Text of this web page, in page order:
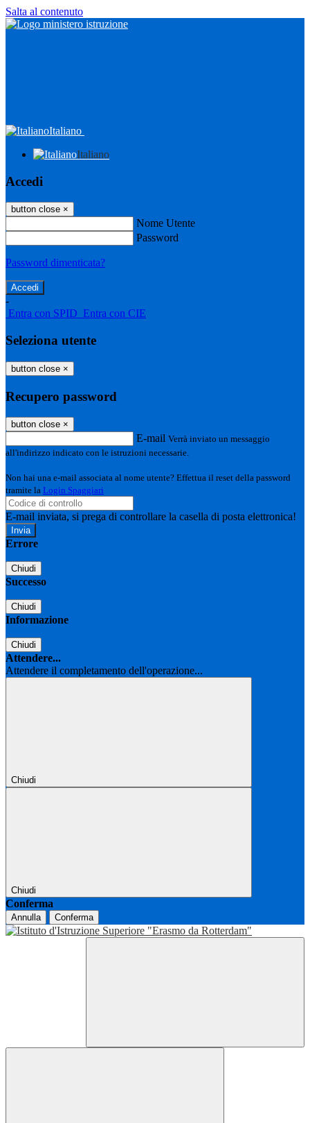
Salta al contenuto
Italiano
Italiano
Accedi
button close ×
Nome Utente
Password
Password dimenticata?
-
Entra con SPID Entra con CIE
Seleziona utente
button close ×
Recupero password
button close ×
E-mail Verrà inviato un messaggio
all'indirizzo indicato con le istruzioni necessarie.
Non hai una e-mail associata al nome utente? Effettua il reset della password
tramite la Login Spaggiari
E-mail inviata, si prega di controllare la casella di posta elettronica!
Errore
Chiudi
Successo
Chiudi
Informazione
Chiudi
Attendere...
Attendere il completamento dell'operazione...
Chiudi
Chiudi
Conferma
Annulla Conferma